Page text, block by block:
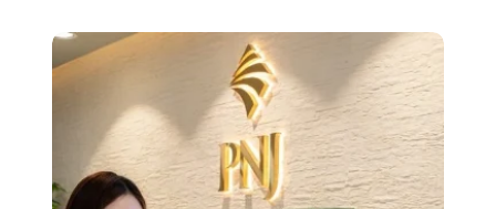
Tiện ích
Liên hệ